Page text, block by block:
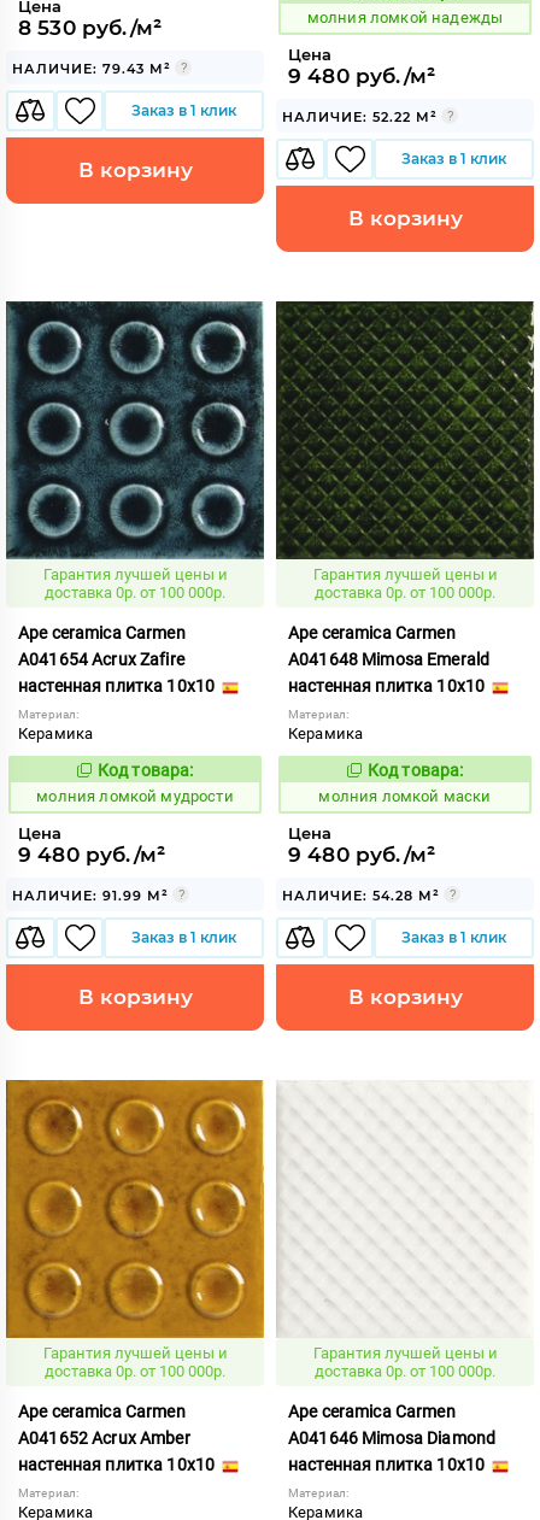
Цена
8 530 руб./м²
НАЛИЧИЕ: 79.43 М²
Заказ в 1 клик
В корзину
молния ломкой надежды
Цена
9 480 руб./м²
НАЛИЧИЕ: 52.22 М²
Заказ в 1 клик
В корзину
Гарантия лучшей цены и
доставка 0р. от 100 000р.
Ape ceramica Carmen
A041654 Acrux Zafire
настенная плитка 10x10
Материал:
Керамика
Код:
1006055
Код товара:
молния ломкой мудрости
Цена
9 480 руб./м²
НАЛИЧИЕ: 91.99 М²
Заказ в 1 клик
В корзину
Гарантия лучшей цены и
доставка 0р. от 100 000р.
Ape ceramica Carmen
A041648 Mimosa Emerald
настенная плитка 10x10
Материал:
Керамика
Код:
1006047
Код товара:
молния ломкой маски
Цена
9 480 руб./м²
НАЛИЧИЕ: 54.28 М²
Заказ в 1 клик
В корзину
Гарантия лучшей цены и
доставка 0р. от 100 000р.
Ape ceramica Carmen
A041652 Acrux Amber
настенная плитка 10x10
Материал:
Керамика
Гарантия лучшей цены и
доставка 0р. от 100 000р.
Ape ceramica Carmen
A041646 Mimosa Diamond
настенная плитка 10x10
Материал:
Керамика